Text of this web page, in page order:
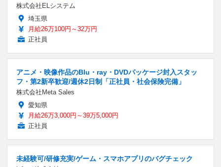
株式会社ELシステム
埼玉県
月給26万100円～32万円
正社員
アニメ・映像作品のBlu・ray・DVDパッケージ封入スタッ
フ・第2新卒歓迎/週休2日制「正社員・社会保険完備」
株式会社Meta Sales
愛知県
月給26万3,000円～39万5,000円
正社員
未経験可/研修充実/ゲーム・スマホアプリのバグチェック